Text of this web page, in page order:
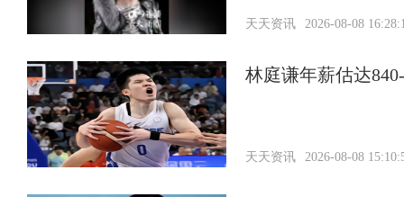
天天资讯 2026-08-08
林庭谦年薪估达
天天资讯 2026-08-08